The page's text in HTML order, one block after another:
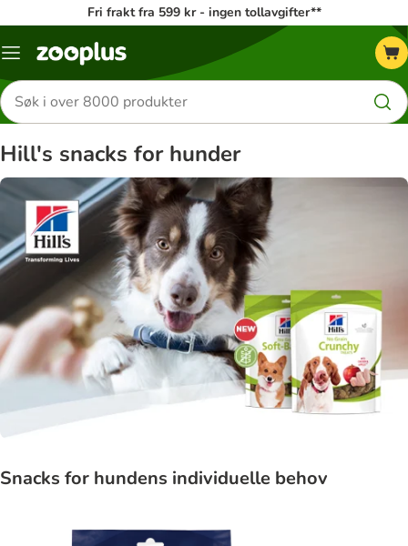
Fri frakt fra 599 kr - ingen tollavgifter**
Katalogmeny
Søk
etter
produkter
Hill's snacks for hunder
Snacks for hundens individuelle behov